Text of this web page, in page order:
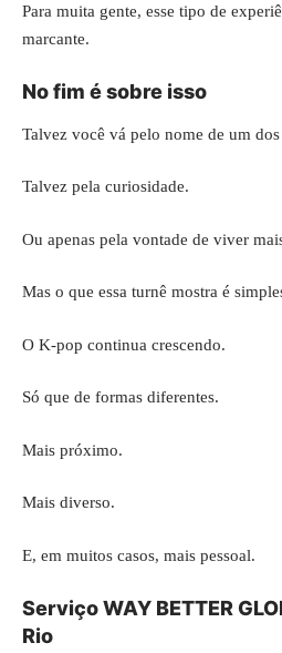
Para muita gente, esse tipo de
marcante.
No fim é sobre isso
Talvez você vá pelo nome de um dos
Talvez pela curiosidade.
Ou apenas pela vontade de viver
Mas o que essa turnê mostra é
O K-pop continua crescendo.
Só que de formas diferentes.
Mais próximo.
Mais diverso.
E, em muitos casos, mais pessoal.
Serviço WAY BETTER
Rio